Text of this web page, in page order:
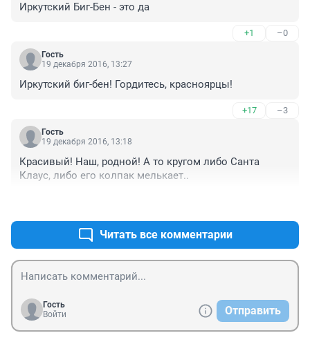
Иркутский Биг-Бен - это да
+1 –0
Гость
19 декабря 2016, 13:27
Иркутский биг-бен! Гордитесь, красноярцы!
+17 –3
Гость
19 декабря 2016, 13:18
Красивый! Наш, родной! А то кругом либо Санта
Клаус, либо его колпак мелькает..
Читать все комментарии
Гость
Войти
Отправить